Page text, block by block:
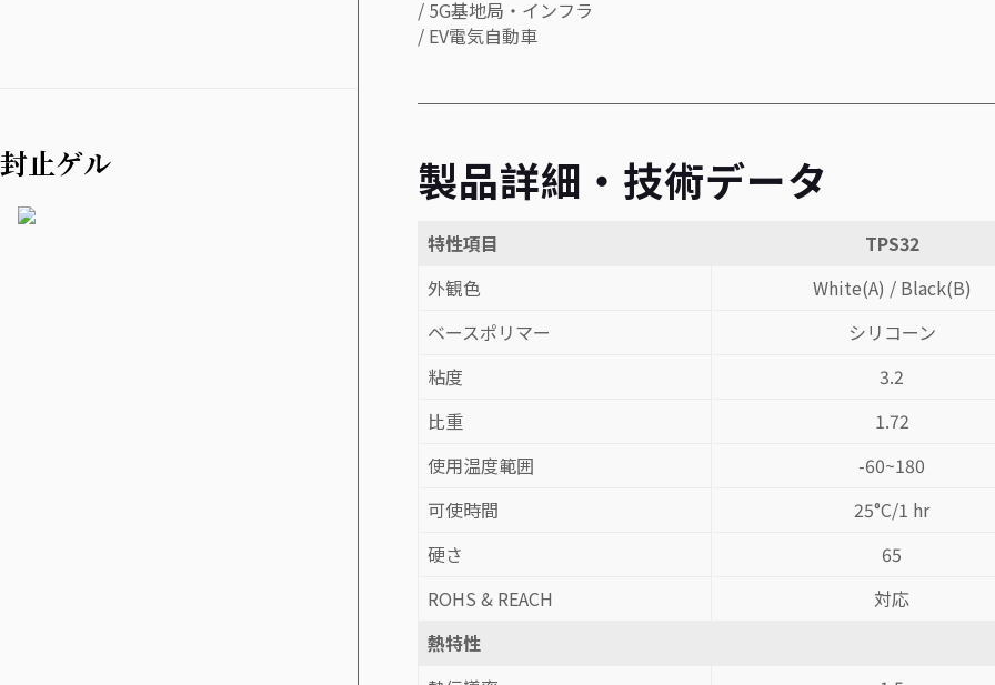
封止ゲル
/ 5G基地局・インフラ
/ EV電気自動車
製品詳細・技術データ
特性項目
TPS32
外観色
White(A) / Black(B)
ベースポリマー
シリコーン
粘度
3.2
比重
1.72
使用温度範囲
-60~180
可使時間
25°C/1 hr
硬さ
65
ROHS & REACH
対応
熱特性